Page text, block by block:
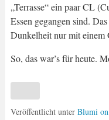
„Terrasse“ ein paar CL
Essen gegangen sind.
Dunkelheit nur mit einem
So, das war’s für heute.
Veröffentlicht unter Blumi